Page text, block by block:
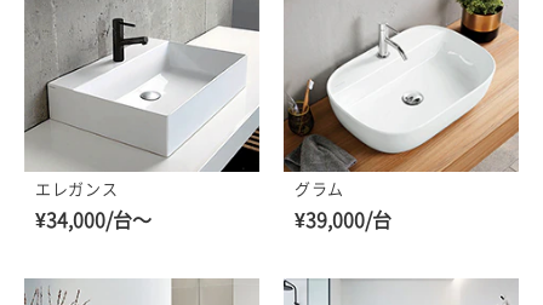
エレガンス
¥34,000/台～
グラム
¥39,000/台